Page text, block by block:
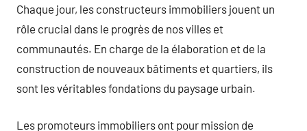
Chaque jour, les constructeurs immobiliers jouent un
rôle crucial dans le progrès de nos villes et
communautés. En charge de la élaboration et de la
construction de nouveaux bâtiments et quartiers, ils
sont les véritables fondations du paysage urbain.
Les promoteurs immobiliers ont pour mission de